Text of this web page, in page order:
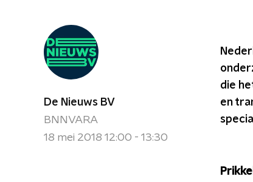
De Nieuws BV
BNNVARA
18 mei 2018 12:00 - 13:30
die
en
Prikkel